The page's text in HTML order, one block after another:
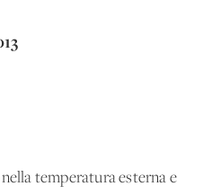
nella temperatura esterna e